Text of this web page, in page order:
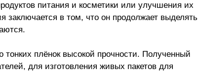
питания и косметики или улучшения их
заключается в том, что он продолжает выделять
тонких плёнок высокой прочности. Полученный
для изготовления живых пакетов для